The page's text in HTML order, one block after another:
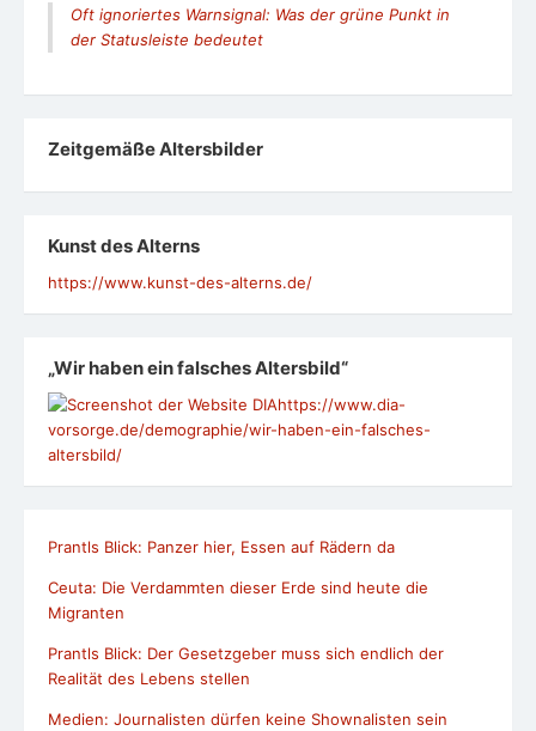
Oft ignoriertes Warnsignal: Was der grüne Punkt in
der Statusleiste bedeutet
Zeit­ge­mäße Alters­bil­der
Kunst des Alterns
https://www.kunst-des-alterns.de/
„Wir haben ein falsches Altersbild“
https://www.dia-
vorsorge.de/demographie/wir-haben-ein-falsches-
altersbild/
Prantls Blick: Panzer hier, Essen auf Rädern da
Ceuta: Die Verdammten dieser Erde sind heute die
Migranten
Prantls Blick: Der Gesetzgeber muss sich endlich der
Realität des Lebens stellen
Medien: Journalisten dürfen keine Shownalisten sein